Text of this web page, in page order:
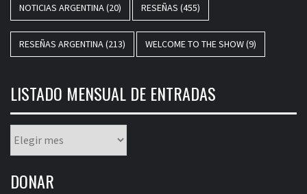
NOTICIAS ARGENTINA(20) RESEÑAS (455)
RESEÑAS ARGENTINA(213) WELCOME TO THE SHOW(9)
LISTADO MENSUAL DE ENTRADAS
mensual
entradas
DONAR